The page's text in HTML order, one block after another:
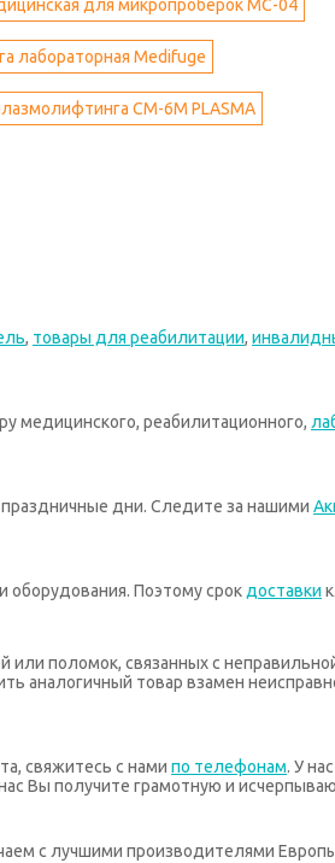
для микропроберок MC-04
лабораторная Medifuge
CM-6M PLASMA
, товары для реабилитации,
медицинского, реабилитационного,
праздничные дни. Следите за нашими
оборудования. Поэтому срокдоставки
поломок, связанных с
аналогичный товар взамен
свяжитесь с нами по телефонам. У
Вы получите грамотную и
с лучшими производителями